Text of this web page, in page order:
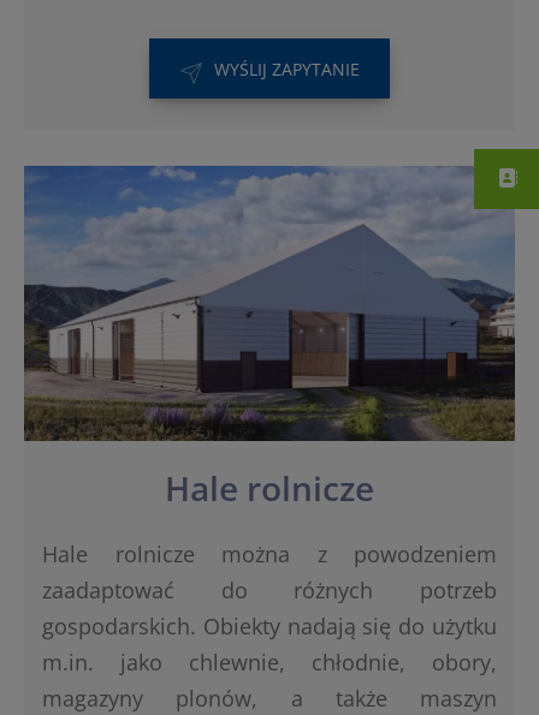
WYŚLIJ ZAPYTANIE
Hale rolnicze
Hale rolnicze można z powodzeniem
zaadaptować do różnych potrzeb
gospodarskich. Obiekty nadają się do użytku
m.in. jako chlewnie, chłodnie, obory,
magazyny plonów, a także maszyn